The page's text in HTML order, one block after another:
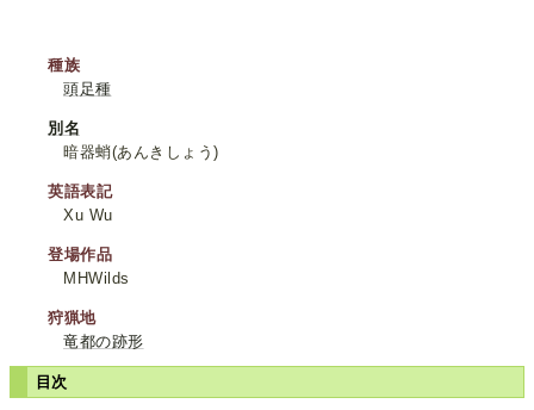
種族
頭足種
別名
暗器蛸(あんきしょう)
英語表記
Xu Wu
登場作品
MHWilds
狩猟地
竜都の跡形
目次